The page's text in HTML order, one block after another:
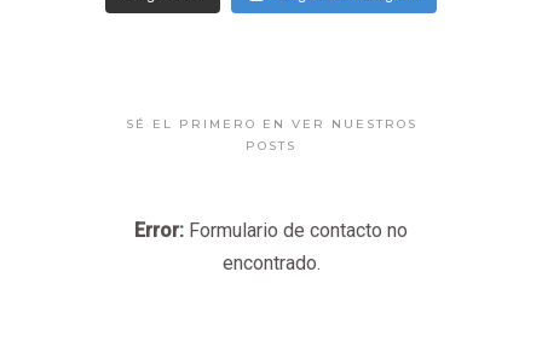
SÉ EL PRIMERO EN VER NUESTROS
POSTS
Error: Formulario de contacto no
encontrado.